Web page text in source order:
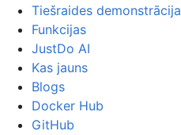
Tiešraides demonstrācija
Funkcijas
JustDo AI
Kas jauns
Blogs
Docker Hub
GitHub